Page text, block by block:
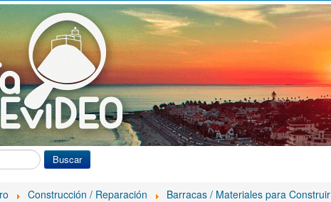
Buscar
Construcción / Reparación Barracas / Materiales para Construir